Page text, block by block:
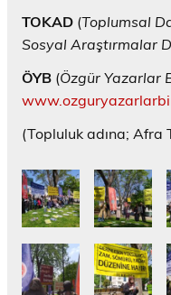
TOKAD (Toplumsal
Sosyal Araştırmalar
ÖYB (Özgür Yazarlar
(Topluluk adına; Afra